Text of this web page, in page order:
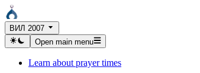
ВИЛ 2007
Open main menu
Learn about prayer times